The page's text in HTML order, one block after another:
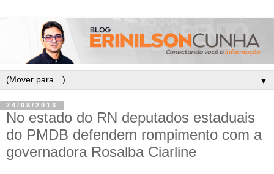
▼
24/08/2013
No estado do RN deputados estaduais
do PMDB defendem rompimento com a
governadora Rosalba Ciarline